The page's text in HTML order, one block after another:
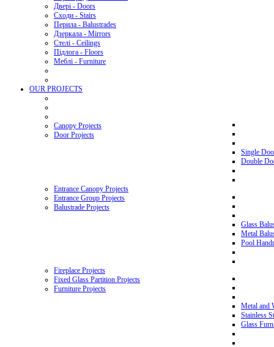
Двері - Doors
Сходи - Stairs
Перила - Balustrades
Дзеркала - Mirrors
Стелі - Ceilings
Підлога - Floors
Меблі - Furniture
OUR PROJECTS
Canopy Projects
Door Projects
Single
Double
Entrance Canopy Projects
Entrance Group Projects
Balustrade Projects
Glass
Metal
Pool
Fireplace Projects
Fixed Glass Partition Projects
Furniture Projects
Metal and
Stainless
Glass